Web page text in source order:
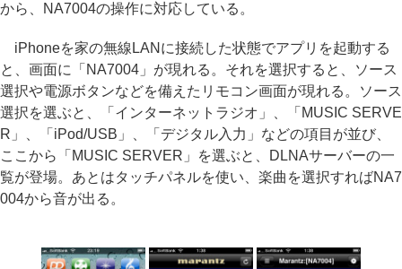
から、NA7004の操作に対応している。
iPhoneを家の無線LANに接続した状態でアプリを起動する
と、画面に「NA7004」が現れる。それを選択すると、ソース
選択や電源ボタンなどを備えたリモコン画面が現れる。ソース
選択を選ぶと、「インターネットラジオ」、「MUSIC SERVE
R」、「iPod/USB」、「デジタル入力」などの項目が並び、
ここから「MUSIC SERVER」を選ぶと、DLNAサーバーの一
覧が登場。あとはタッチパネルを使い、楽曲を選択すればNA7
004から音が出る。